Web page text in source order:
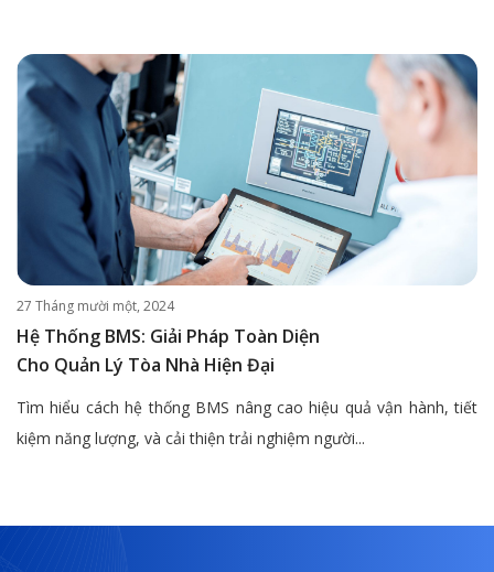
27 Tháng mười một, 2024
Hệ Thống BMS: Giải Pháp Toàn Diện
Cho Quản Lý Tòa Nhà Hiện Đại
Tìm hiểu cách hệ thống BMS nâng cao hiệu quả vận hành, tiết
kiệm năng lượng, và cải thiện trải nghiệm người...